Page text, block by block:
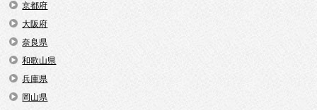
京都府
大阪府
奈良県
和歌山県
兵庫県
岡山県